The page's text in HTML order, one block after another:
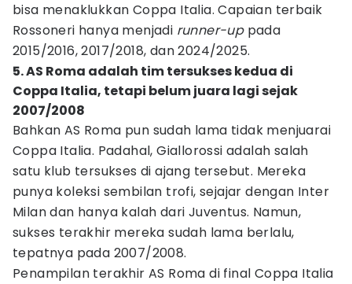
bisa menaklukkan Coppa Italia. Capaian terbaik
Rossoneri hanya menjadi runner-uppada
2015/2016, 2017/2018, dan 2024/2025.
5. AS Roma adalah tim tersukses kedua di
Coppa Italia, tetapi belum juara lagi sejak
2007/2008
Bahkan AS Roma pun sudah lama tidak menjuarai
Coppa Italia. Padahal, Giallorossi adalah salah
satu klub tersukses di ajang tersebut. Mereka
punya koleksi sembilan trofi, sejajar dengan Inter
Milan dan hanya kalah dari Juventus. Namun,
sukses terakhir mereka sudah lama berlalu,
tepatnya pada 2007/2008.
Penampilan terakhir AS Roma di final Coppa Italia